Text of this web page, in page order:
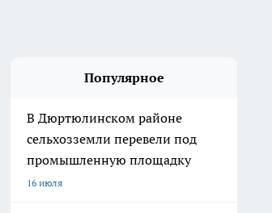
Популярное
В Дюртюлинском районе
сельхозземли перевели под
промышленную площадку
16 июля